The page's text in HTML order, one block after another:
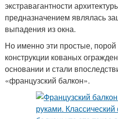
экстравагантности
предназначением являлась
выпадения из окна.
Но именно эти простые,
конструкции кованых
основании и стали
«французский балкон».